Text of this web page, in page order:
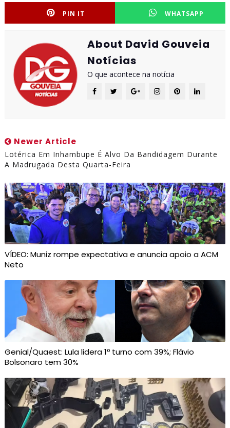
PIN IT WHATSAPP
About David Gouveia
Notícias
O que acontece na notícia
Newer Article
Lotérica Em Inhambupe É Alvo Da Bandidagem Durante
A Madrugada Desta Quarta-Feira
VÍDEO: Muniz rompe expectativa e anuncia apoio a ACM
Neto
Genial/Quaest: Lula lidera 1º turno com 39%; Flávio
Bolsonaro tem 30%